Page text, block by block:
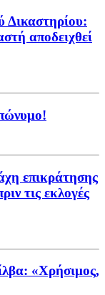
Δικαστηρίου:
αποδειχθεί
επικράτησης
τις εκλογές
«Χρήσιμος,